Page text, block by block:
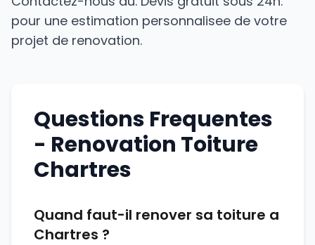
pour une estimation personnalisee de votre
projet de renovation.
Questions Frequentes
- Renovation Toiture
Chartres
Quand faut-il renover sa toiture a
Chartres ?